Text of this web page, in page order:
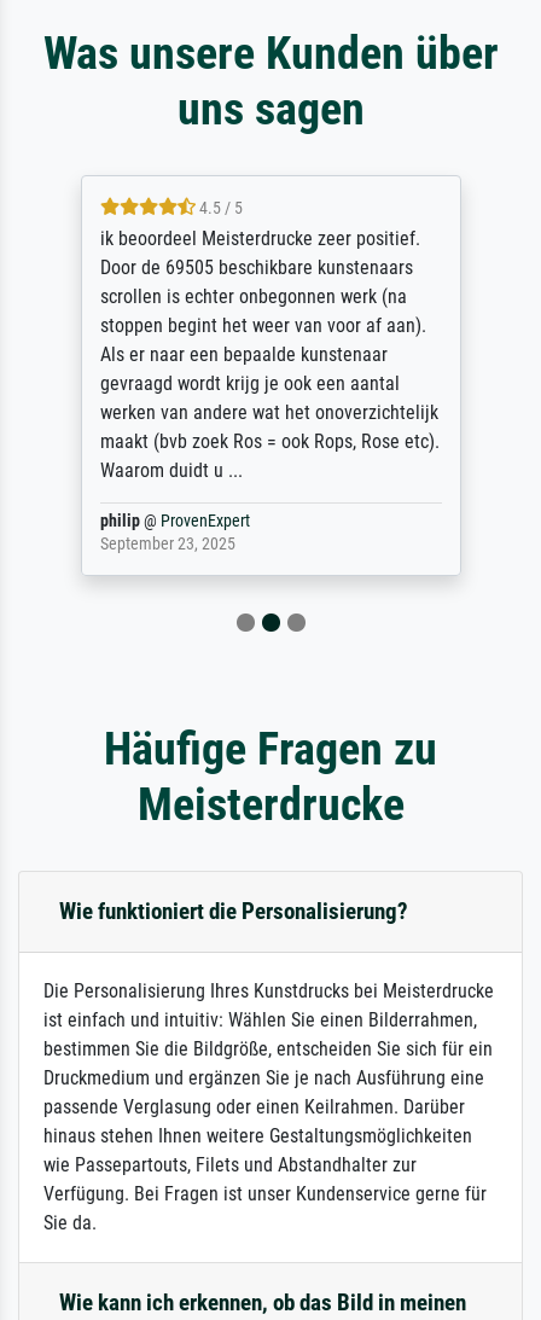
Was unsere Kunden über
uns sagen
4.5 / 5
ik beoordeel Meisterdrucke zeer positief.
Door de 69505 beschikbare kunstenaars
scrollen is echter onbegonnen werk (na
stoppen begint het weer van voor af aan).
Als er naar een bepaalde kunstenaar
gevraagd wordt krijg je ook een aantal
werken van andere wat het onoverzichtelijk
maakt (bvb zoek Ros = ook Rops, Rose etc).
Waarom duidt u ...
philip@ ProvenExpert
September 23, 2025
Häufige Fragen zu
Meisterdrucke
Wie funktioniert die Personalisierung?
Die Personalisierung Ihres Kunstdrucks bei Meisterdrucke
ist einfach und intuitiv: Wählen Sie einen Bilderrahmen,
bestimmen Sie die Bildgröße, entscheiden Sie sich für ein
Druckmedium und ergänzen Sie je nach Ausführung eine
passende Verglasung oder einen Keilrahmen. Darüber
hinaus stehen Ihnen weitere Gestaltungsmöglichkeiten
wie Passepartouts, Filets und Abstandhalter zur
Verfügung. Bei Fragen ist unser Kundenservice gerne für
Sie da.
Wie kann ich erkennen, ob das Bild in meinen